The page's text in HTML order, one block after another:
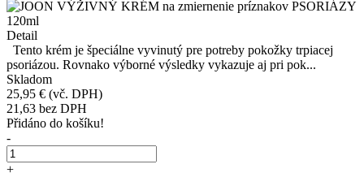
Detail
Tento krém je špeciálne vyvinutý pre potreby pokožky trpiacej
psoriázou. Rovnako výborné výsledky vykazuje aj pri pok...
Skladom
25,95 € (vč. DPH)
21,63 bez DPH
Přidáno do košíku!
-
+